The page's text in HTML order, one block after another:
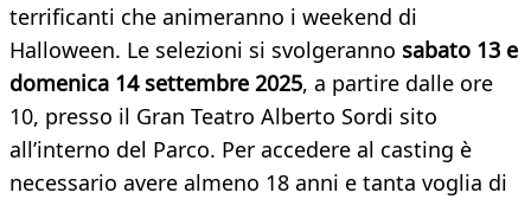
terrificanti che animeranno i weekend di
Halloween. Le selezioni si svolgeranno sabato 13 e
domenica 14 settembre 2025, a partire dalle ore
10, presso il Gran Teatro Alberto Sordi sito
all’interno del Parco. Per accedere al casting è
necessario avere almeno 18 anni e tanta voglia di